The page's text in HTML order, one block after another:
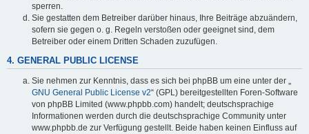
sperren.
Sie gestatten dem Betreiber darüber hinaus, Ihre Beiträge abzuändern,
sofern sie gegen o. g. Regeln verstoßen oder geeignet sind, dem
Betreiber oder einem Dritten Schaden zuzufügen.
4. GENERAL PUBLIC LICENSE
Sie nehmen zur Kenntnis, dass es sich bei phpBB um eine unter der „
GNU General Public License v2“ (GPL) bereitgestellten Foren-Software
von phpBB Limited (www.phpbb.com) handelt; deutschsprachige
Informationen werden durch die deutschsprachige Community unter
www.phpbb.de zur Verfügung gestellt. Beide haben keinen Einfluss auf